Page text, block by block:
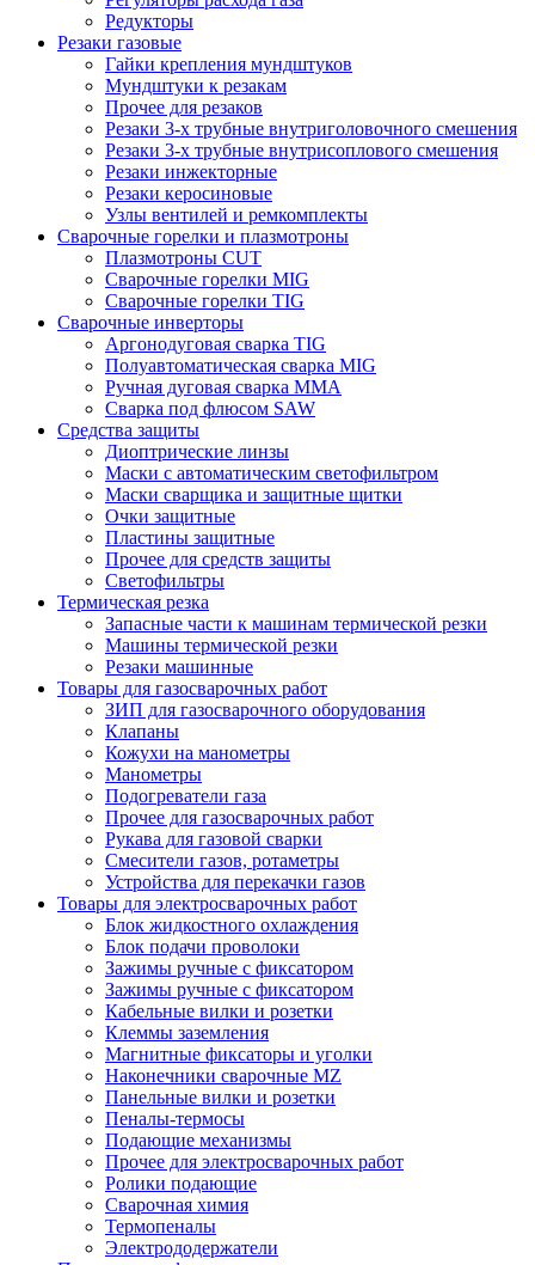
Редукторы
Резаки газовые
Гайки крепления мундштуков
Мундштуки к резакам
Прочее для резаков
Резаки 3-х трубные внутриголовочного смешения
Резаки 3-х трубные внутрисоплового смешения
Резаки инжекторные
Резаки керосиновые
Узлы вентилей и ремкомплекты
Сварочные горелки и плазмотроны
Плазмотроны CUT
Сварочные горелки MIG
Сварочные горелки TIG
Сварочные инверторы
Аргонодуговая сварка TIG
Полуавтоматическая сварка MIG
Ручная дуговая сварка MMA
Сварка под флюсом SAW
Средства защиты
Диоптрические линзы
Маски с автоматическим светофильтром
Маски сварщика и защитные щитки
Очки защитные
Пластины защитные
Прочее для средств защиты
Светофильтры
Термическая резка
Запасные части к машинам термической резки
Машины термической резки
Резаки машинные
Товары для газосварочных работ
ЗИП для газосварочного оборудования
Клапаны
Кожухи на манометры
Манометры
Подогреватели газа
Прочее для газосварочных работ
Рукава для газовой сварки
Смесители газов, ротаметры
Устройства для перекачки газов
Товары для электросварочных работ
Блок жидкостного охлаждения
Блок подачи проволоки
Зажимы ручные с фиксатором
Зажимы ручные с фиксатором
Кабельные вилки и розетки
Клеммы заземления
Магнитные фиксаторы и уголки
Наконечники сварочные MZ
Панельные вилки и розетки
Пеналы-термосы
Подающие механизмы
Прочее для электросварочных работ
Ролики подающие
Сварочная химия
Термопеналы
Электрододержатели